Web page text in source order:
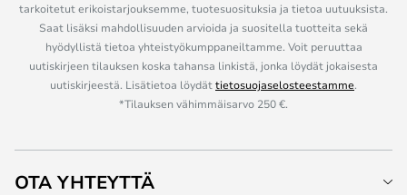
tarkoitetut erikoistarjouksemme, tuotesuosituksia ja tietoa uutuuksista.
Saat lisäksi mahdollisuuden arvioida ja suositella tuotteita sekä
hyödyllistä tietoa yhteistyökumppaneiltamme. Voit peruuttaa
uutiskirjeen tilauksen koska tahansa linkistä, jonka löydät jokaisesta
uutiskirjeestä. Lisätietoa löydättietosuojaselosteestamme.
*Tilauksen vähimmäisarvo 250 €.
OTA YHTEYTTÄ